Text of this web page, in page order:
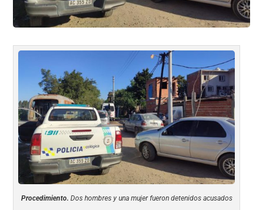
Procedimiento. Dos hombres y una mujer fueron detenidos acusados